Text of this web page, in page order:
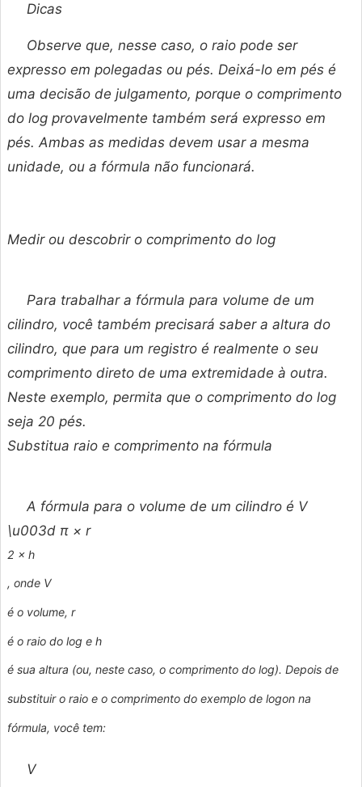
Dicas
Observe que, nesse caso, o raio pode ser
expresso em polegadas ou pés. Deixá-lo em pés é
uma decisão de julgamento, porque o comprimento
do log provavelmente também será expresso em
pés. Ambas as medidas devem usar a mesma
unidade, ou a fórmula não funcionará.
Medir ou descobrir o comprimento do log
Para trabalhar a fórmula para volume de um
cilindro, você também precisará saber a altura do
cilindro, que para um registro é realmente o seu
comprimento direto de uma extremidade à outra.
Neste exemplo, permita que o comprimento do log
seja 20 pés.
Substitua raio e comprimento na fórmula
A fórmula para o volume de um cilindro é V
\u003d π × r
2 × h
, onde V
é o volume, r
é o raio do log e h
é sua altura (ou, neste caso, o comprimento do log). Depois de
substituir o raio e o comprimento do exemplo de logon na
fórmula, você tem:
V